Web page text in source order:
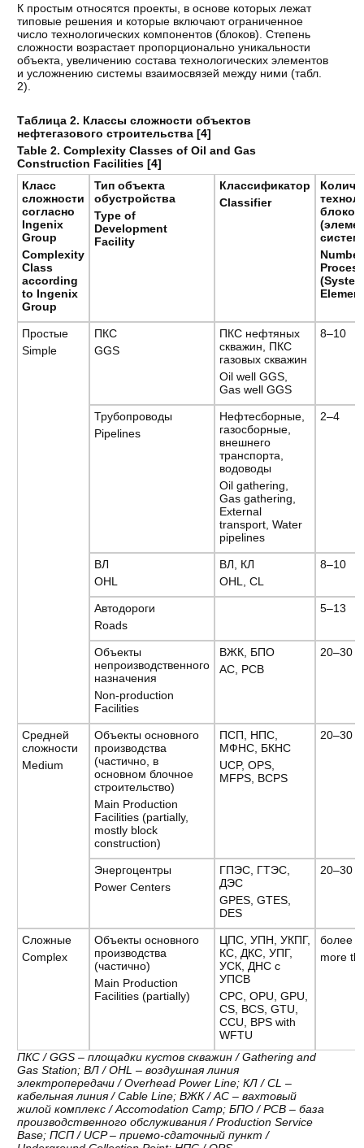
К простым относятся проекты, в основе которых лежат
типовые решения и которые включают ограниченное
число технологических компонентов (блоков). Степень
сложности возрастает пропорционально уникальности
объекта, увеличению состава технологических элементов
и усложнению системы взаимосвязей между ними (табл.
2).
Таблица 2. Классы сложности объектов
нефтегазового строительства [4]
Table 2. Complexity Classes of Oil and Gas
Construction Facilities [4]
Класс
сложности
согласно
Ingenix
Group
Complexity
Class
according
to Ingenix
Group
Тип объекта
обустройства
Type of
Development
Facility
Классификатор
Classifier
блоков
Простые
Simple
ПКС
GGS
ПКС нефтяных
скважин, ПКС
газовых скважин
Oil well GGS,
Gas well GGS
8–10
Трубопроводы
Pipelines
Нефтесборные,
газосборные,
внешнего
транспорта,
водоводы
Oil gathering,
Gas gathering,
External
transport, Water
pipelines
2–4
ВЛ
OHL
ВЛ, КЛ
OHL, CL
8–10
Автодороги
Roads
5–13
Объекты
непроизводственного
назначения
Non-production
Facilities
ВЖК, БПО
AC, PCB
20–30
Средней
сложности
Medium
Объекты основного
производства
(частично, в
основном блочное
строительство)
Main Production
Facilities (partially,
mostly block
construction)
ПСП, НПС,
МФНС, БКНС
UCP, OPS,
MFPS, BCPS
20–30
Энергоцентры
Power Centers
ГПЭС, ГТЭС,
ДЭС
GPES, GTES,
DES
20–30
Сложные
Complex
Объекты основного
производства
(частично)
Main Production
Facilities (partially)
ЦПС, УПН, УКПГ,
КС, ДКС, УПГ,
УСК, ДНС с
УПСВ
CPC, OPU, GPU,
CS, BCS, GTU,
CCU, BPS with
WFTU
более
more
ПКС / GGS – площадки кустов скважин / Gathering and
Gas Station; ВЛ / OHL – воздушная линия
электропередачи / Overhead Power Line; КЛ / CL –
кабельная линия / Cable Line; ВЖК / AC – вахтовый
жилой комплекс / Accomodation Camp; БПО / PCB – база
производственного обслуживания / Production Service
Base; ПСП / UCP – приемо-сдаточный пункт /